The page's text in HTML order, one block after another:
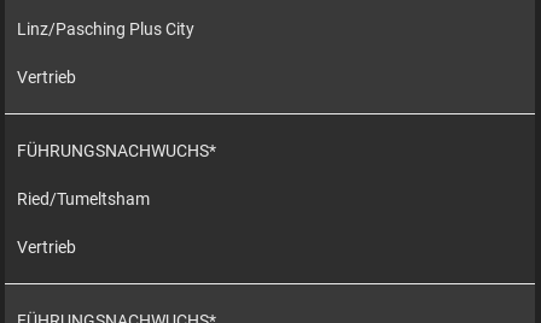
Linz/Pasching Plus City
Vertrieb
FÜHRUNGSNACHWUCHS*
Ried/Tumeltsham
Vertrieb